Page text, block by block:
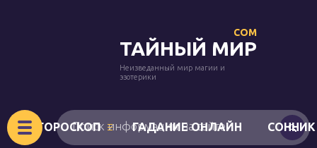
ТАЙНЫЙ МИР
COM
Неизведанный мир магии и
эзотерики
ГОРОСКОП ГАДАНИЕ ОНЛАЙН СОННИК